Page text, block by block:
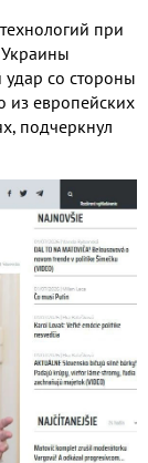
при
удар со стороны
из европейских
подчеркнул